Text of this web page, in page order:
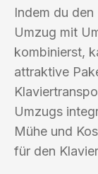
Indem du
Umzug mit
kombinierst,
attraktive
Umzugs
Mühe und
für den